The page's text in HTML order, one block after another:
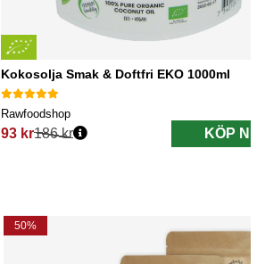
Kokosolja Smak & Doftfri EKO 1000ml
Rawfoodshop
93 kr
Ordinarie pris:
186 kr KÖP NU
50%